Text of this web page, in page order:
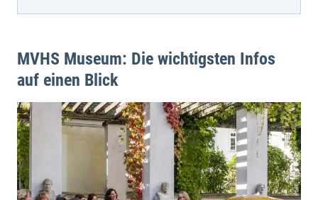
MVHS Museum: Die wichtigsten Infos
auf einen Blick